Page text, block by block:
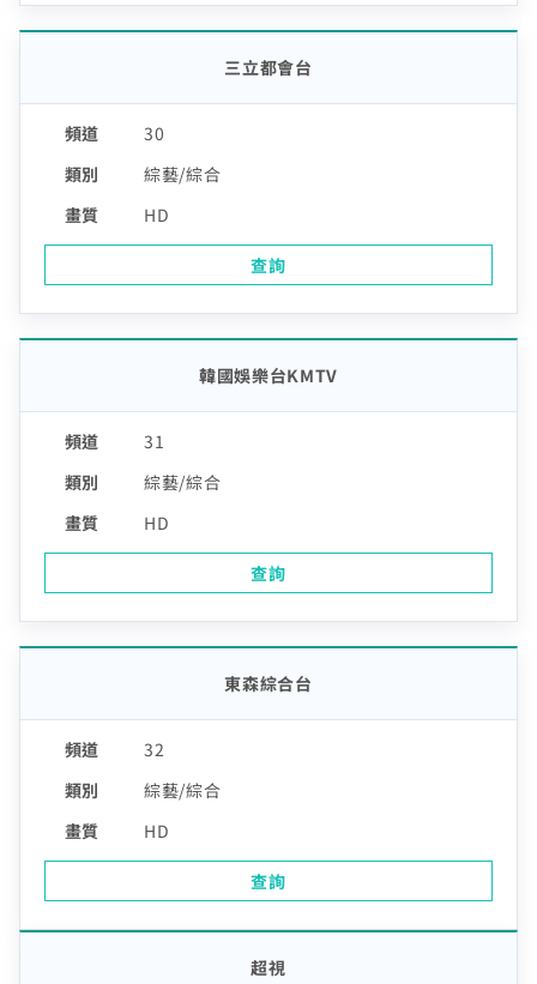
30
三立都會台
綜藝/綜合
HD
查詢
31
韓國娛樂台KMTV
綜藝/綜合
HD
查詢
32
東森綜合台
綜藝/綜合
HD
查詢
超視